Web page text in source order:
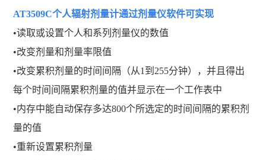
AT3509C个人辐射剂量计通过剂量仪软件可实现
•读取或设置个人和系列剂量仪的数值
•改变剂量和剂量率限值
•改变累积剂量的时间间隔（从1到255分钟），并且得出
每个时间间隔累积剂量的值并显示在一个工作表中
•内存中能自动保存多达800个所选定的时间间隔的累积剂
量的值
•重新设置累积剂量